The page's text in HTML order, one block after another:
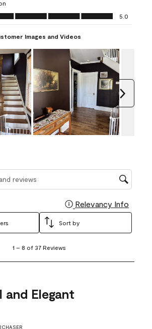
5.0 out of 5
5.0
Images and Videos
Relevancy Info
Sort by
1 – 8 of 37 Reviews
and Elegant